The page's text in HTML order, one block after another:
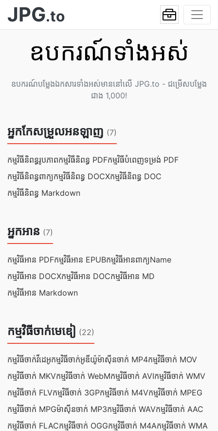
JPG.to
ឧបករណ៍ទាំងអស់
ឧបករណ៍បម្លែងឯកសារទាំងអស់មាននៅលើ JPG.to - ជម្រើសបម្លែង
ជាង 1,000!
អ្នកកែសម្រួលអនឡាញ (7)
កម្មវិធីនិពន្ធរូបភាពកម្មវិធីនិពន្ធ PDFកម្មវិធីបំពេញទម្រង់ PDF
កម្មវិធីនិពន្ធពាក្យកម្មវិធី​និពន្ធ DOCXកម្មវិធី​និពន្ធ DOC
កម្មវិធី​និពន្ធ Markdown
អ្នកអាន (7)
កម្មវិធីអាន PDFកម្មវិធី​អាន EPUBកម្មវិធី​អាន​ពាក្យName
កម្មវិធី​អាន DOCXកម្មវិធី​អាន DOCកម្មវិធី​អាន MD
កម្មវិធី​អាន Markdown
កម្មវិធីចាក់មេឌៀ (22)
កម្មវិធីចាក់វីដេអូកម្មវិធីចាក់អូឌីយ៉ូម៉ាស៊ីនចាក់ MP4កម្មវិធីចាក់ MOV
កម្មវិធីចាក់ MKVកម្មវិធីចាក់ WebMកម្មវិធីចាក់ AVIកម្មវិធីចាក់ WMV
កម្មវិធីចាក់ FLVកម្មវិធីចាក់ 3GPកម្មវិធីចាក់ M4Vកម្មវិធីចាក់ MPEG
កម្មវិធីចាក់ MPGម៉ាស៊ីនចាក់ MP3កម្មវិធីចាក់ WAVកម្មវិធីចាក់ AAC
កម្មវិធីចាក់ FLACកម្មវិធីចាក់ OGGកម្មវិធីចាក់ M4Aកម្មវិធីចាក់ WMA